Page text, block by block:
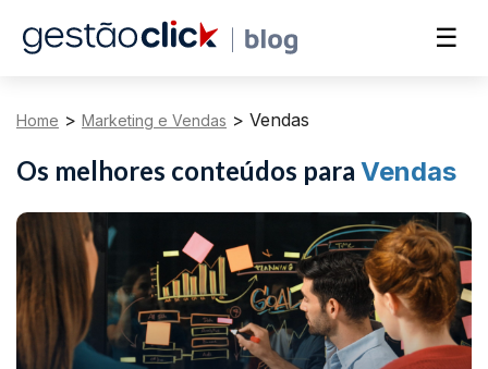
☰
Home > Marketing e Vendas > Vendas
Os melhores conteúdos para Vendas